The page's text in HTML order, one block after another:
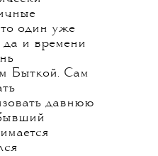
один уже
да и времени
Быткой. Сам
давнюю